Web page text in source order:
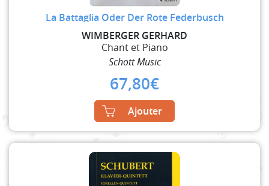
La Battaglia Oder Der Rote Federbusch
WIMBERGER GERHARD
Chant et Piano
Schott Music
67,80€
Ajouter